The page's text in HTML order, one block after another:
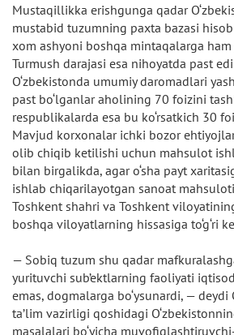
Mustaqillikka erishgunga qadar
mustabid tuzumning paxta bazasi
xom ashyoni boshqa mintaqalarga
Turmush darajasi esa nihoyatda past
O‘zbekistonda umumiy daromadlari
past bo‘lganlar aholining 70 foizini
respublikalarda esa bu ko‘rsatkich 30
Mavjud korxonalar ichki bozor
olib chiqib ketilishi uchun mahsulot
bilan birgalikda, agar o‘sha payt
ishlab chiqarilayotgan sanoat
Toshkent shahri va Toshkent
boshqa viloyatlarning hissasiga to‘g‘ri
— Sobiq tuzum shu qadar
yurituvchi sub’ektlarning faoliyati
emas, dogmalarga bo‘ysunardi, — deydi
ta’lim vazirligi qoshidagi
masalalari bo‘yicha